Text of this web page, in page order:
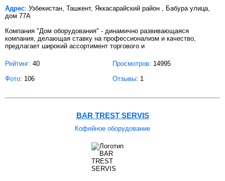
Адрес: Узбекистан, Ташкент, Яккасарайский район , Бабура улица,
дом 77A
Компания "Дом оборудования" - динамично развивающаяся
компания, делающая ставку на профессионализм и качество,
предлагает широкий ассортимент торгового и
Рейтинг: 40 Просмотров: 14995
Фото: 106 Отзывы: 1
BAR TREST SERVIS
Кофейное оборудование